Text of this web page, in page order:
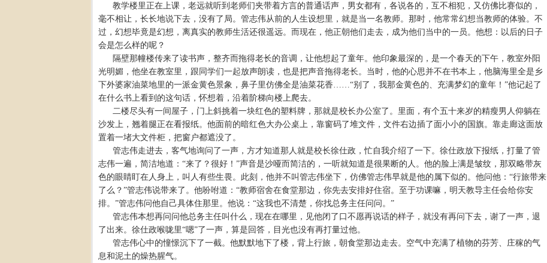
教学楼里正在上课，老远就听到老师们夹带着方言的普通话声，男女都有，各说各的，互不相犯，又仿佛比赛似的，
毫不相让，长长地说下去，没有了局。管志伟从前的人生设想里，就是当一名教师。那时，他常常幻想当教师的体验。不
过，幻想毕竟是幻想，离真实的教师生活还很遥远。而现在，他正朝他们走去，成为他们当中的一员。他想：以后的日子
会是怎么样的呢？
隔壁那幢楼传来了读书声，整齐而拖得老长的音调，让他想起了童年。他印象最深的，是一个春天的下午，教室外阳
光明媚，他坐在教室里，跟同学们一起放声朗读，也是把声音拖得老长。当时，他的心思并不在书本上，他脑海里全是乡
下外婆家油菜地里的一派金黄色景象，鼻子里仿佛全是油菜花香……“别了，我那金黄色的、充满梦幻的童年！”他记起了
在什么书上看到的这句话，怀想着，沿着阶梯向楼上爬去。
二楼尽头有一间屋子，门上斜挑着一块红色的塑料牌，那就是校长办公室了。里面，有个五十来岁的精瘦男人仰躺在
沙发上，翘着腿正在看报纸。他面前的暗红色大办公桌上，靠窗码了堆文件，文件右边插了面小小的国旗。靠走廊这面放
置着一堵大文件柜，把窗户都遮没了。
管志伟走进去，客气地询问了一声，方才知道那人就是校长徐仕政，忙自我介绍了一下。徐仕政放下报纸，打量了管
志伟一遍，简洁地道：“来了？很好！”声音是沙哑而简洁的，一听就知道是很果断的人。他的脸上满是皱纹，那双略带灰
色的眼睛盯在人身上，叫人有些生畏。此刻，他并不叫管志伟坐下，仿佛管志伟早就是他的属下似的。他问他：“行旅带来
了么？”管志伟说带来了。他吩咐道：“教师宿舍在食堂那边，你先去安排好住宿。至于功课嘛，明天教导主任会给你安
排。”管志伟问他自己具体住那里。他说：“这我也不清楚，你找总务主任问问。”
管志伟本想再问问他总务主任叫什么，现在在哪里，见他闭了口不愿再说话的样子，就没有再问下去，谢了一声，退
了出来。徐仕政喉咙里“嗯”了一声，算是回答，目光也没有再打量过他。
管志伟心中的憧憬沉下了一截。他默默地下了楼，背上行旅，朝食堂那边走去。空气中充满了植物的芬芳、庄稼的气
息和泥土的燥热腥气。